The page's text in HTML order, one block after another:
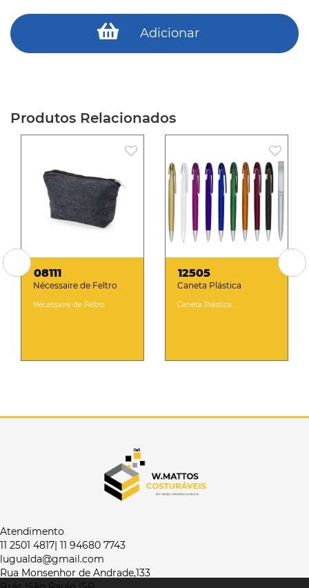
Adicionar
Produtos Relacionados
08111
Nécessaire de Feltro
Nécessaire de Feltro.
12505
Caneta Plástica
Caneta Plástica.
Atendimento
11 2501 4817| 11 94680 7743
lugualda@gmail.com
Rua Monsenhor de Andrade,133